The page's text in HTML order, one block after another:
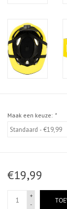
Maak een keuze: *
€19,99
+
-